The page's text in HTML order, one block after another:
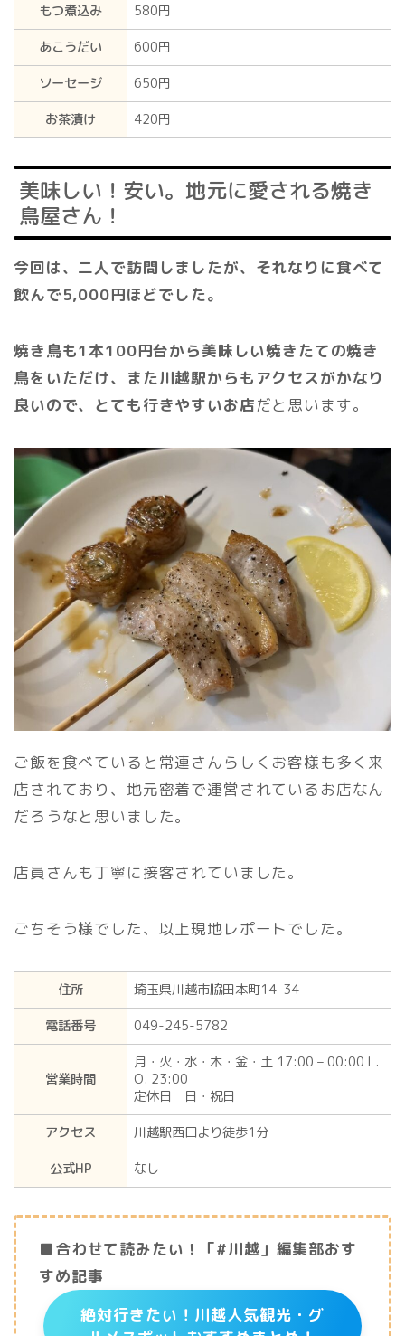
もつ煮込み
580円
あこうだい
600円
ソーセージ
650円
お茶漬け
420円
美味しい！安い。地元に愛される焼き
鳥屋さん！
今回は、二人で訪問しましたが、それなりに食べて
飲んで5,000円ほどでした。
焼き鳥も1本100円台から美味しい焼きたての焼き
鳥をいただけ、また川越駅からもアクセスがかなり
良いので、とても行きやすいお店だと思います。
ご飯を食べていると常連さんらしくお客様も多く来
店されており、地元密着で運営されているお店なん
だろうなと思いました。
店員さんも丁寧に接客されていました。
ごちそう様でした、以上現地レポートでした。
住所
埼玉県川越市脇田本町14-34
電話番号
049-245-5782
営業時間
月・火・水・木・金・土 17:00 – 00:00 L.
O. 23:00
定休日 日・祝日
アクセス
川越駅西口より徒歩1分
公式HP
なし
■合わせて読みたい！「#川越」編集部おす
すめ記事
絶対行きたい！川越人気観光・グ